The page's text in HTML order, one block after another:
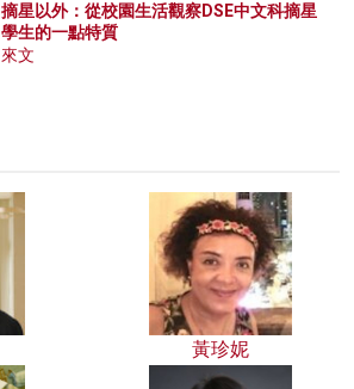
摘星以外：從校園生活觀察DSE中文科摘星
學生的一點特質
來文
黃珍妮